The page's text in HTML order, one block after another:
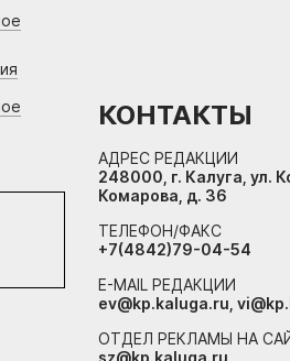
КОНТАКТЫ
АДРЕС РЕДАКЦИИ
248000, г. Калуга, ул.
Комарова, д. 36
ТЕЛЕФОН/ФАКС
+7(4842)79-04-54
E-MAIL РЕДАКЦИИ
ev@kp.kaluga.ru,
ОТДЕЛ РЕКЛАМЫ НА